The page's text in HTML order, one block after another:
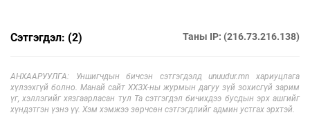
Сэтгэгдэл: (2) Таны IP: (216.73.216.138)
АНХААРУУЛГА: Уншигчдын бичсэн сэтгэгдэлд unuudur.mn хариуцлага
хүлээхгүй болно. Манай сайт ХХЗХ-ны журмын дагуу зүй зохисгүй зарим
үг, хэллэгийг хязгаарласан тул Та сэтгэгдэл бичихдээ бусдын эрх ашгийг
хүндэтгэн үзнэ үү. Хэм хэмжээ зөрчсөн сэтгэгдлийг админ устгах эрхтэй.